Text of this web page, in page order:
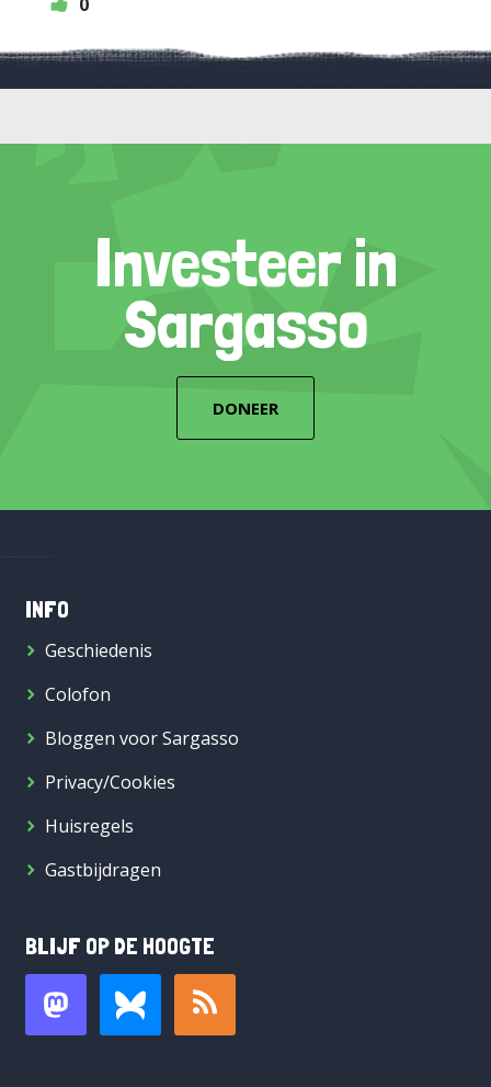
Investeer in
Sargasso
DONEER
INFO
Geschiedenis
Colofon
Bloggen voor Sargasso
Privacy/Cookies
Huisregels
Gastbijdragen
BLIJF OP DE HOOGTE